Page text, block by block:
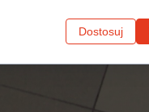
Dostosuj